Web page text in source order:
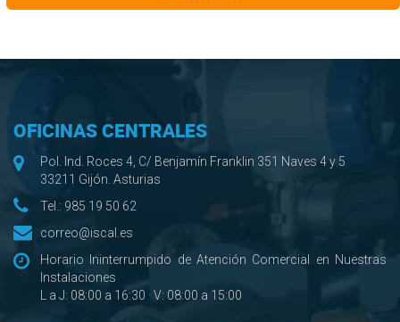
OFICINAS CENTRALES
Pol. Ind. Roces 4, C/ Benjamín Franklin 351 Naves 4 y 5
33211 Gijón. Asturias
Tel.: 985 19 50 62
correo@iscal.es
Horario Ininterrumpido de Atención Comercial en Nuestras
Instalaciones
L a J: 08:00 a 16:30 · V: 08:00 a 15:00